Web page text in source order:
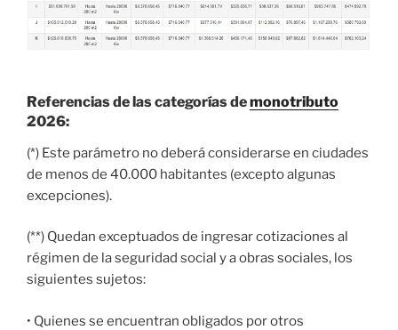
Referencias de las categorías demonotributo
2026:
(*) Este parámetro no deberá considerarse en ciudades
de menos de 40.000 habitantes (excepto algunas
excepciones).
(**) Quedan exceptuados de ingresar cotizaciones al
régimen de la seguridad social y a obras sociales, los
siguientes sujetos:
• Quienes se encuentran obligados por otros